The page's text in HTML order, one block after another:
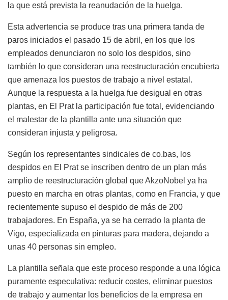
la que está prevista la reanudación de la huelga.
Esta advertencia se produce tras una primera tanda de
paros iniciados el pasado 15 de abril, en los que los
empleados denunciaron no solo los despidos, sino
también lo que consideran una reestructuración encubierta
que amenaza los puestos de trabajo a nivel estatal.
Aunque la respuesta a la huelga fue desigual en otras
plantas, en El Prat la participación fue total, evidenciando
el malestar de la plantilla ante una situación que
consideran injusta y peligrosa.
Según los representantes sindicales de co.bas, los
despidos en El Prat se inscriben dentro de un plan más
amplio de reestructuración global que AkzoNobel ya ha
puesto en marcha en otras plantas, como en Francia, y que
recientemente supuso el despido de más de 200
trabajadores. En España, ya se ha cerrado la planta de
Vigo, especializada en pinturas para madera, dejando a
unas 40 personas sin empleo.
La plantilla señala que este proceso responde a una lógica
puramente especulativa: reducir costes, eliminar puestos
de trabajo y aumentar los beneficios de la empresa en